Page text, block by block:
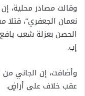
وقالت مصادر محلية،
نعمان الجعفري”،
الحصن بعزلة شعب
إب.
وأضافت، إن الجاني من
عقب خلاف على أراضٍ.